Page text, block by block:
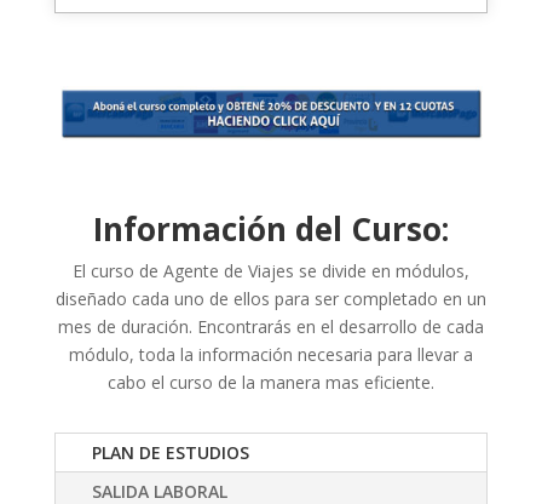
Información del Curso:
El curso de Agente de Viajes se divide en módulos,
diseñado cada uno de ellos para ser completado en un
mes de duración. Encontrarás en el desarrollo de cada
módulo, toda la información necesaria para llevar a
cabo el curso de la manera mas eficiente.
PLAN DE ESTUDIOS
SALIDA LABORAL